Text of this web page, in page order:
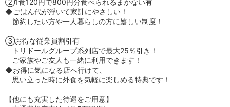
②1食120円で800円分食べられるまかない有
◆ごはん代が浮いて家計にやさしい！
節約したい方や一人暮らしの方に嬉しい制度！
③お得な従業員割引有
トリドールグループ系列店で最大25％引き！
ご家族やご友人も一緒に利用できます！
◆お得に気になる店へ行けて、
思い立った時に外食を気軽に楽しめる特典です！
【他にも充実した待遇をご用意】